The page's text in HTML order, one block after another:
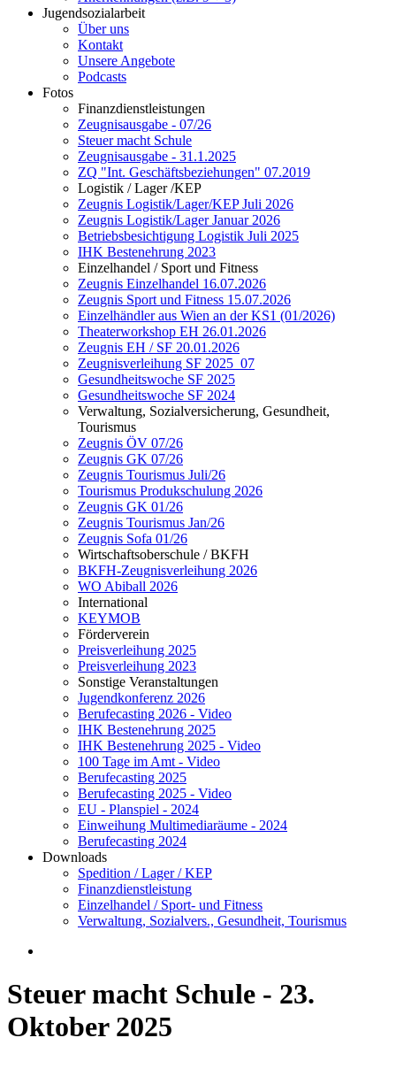
Jugendsozialarbeit
Über uns
Kontakt
Unsere Angebote
Podcasts
Fotos
Finanzdienstleistungen
Zeugnisausgabe - 07/26
Steuer macht Schule
Zeugnisausgabe - 31.1.2025
ZQ "Int. Geschäftsbeziehungen" 07.2019
Logistik / Lager /KEP
Zeugnis Logistik/Lager/KEP Juli 2026
Zeugnis Logistik/Lager Januar 2026
Betriebsbesichtigung Logistik Juli 2025
IHK Bestenehrung 2023
Einzelhandel / Sport und Fitness
Zeugnis Einzelhandel 16.07.2026
Zeugnis Sport und Fitness 15.07.2026
Einzelhändler aus Wien an der KS1 (01/2026)
Theaterworkshop EH 26.01.2026
Zeugnis EH / SF 20.01.2026
Zeugnisverleihung SF 2025_07
Gesundheitswoche SF 2025
Gesundheitswoche SF 2024
Verwaltung, Sozialversicherung, Gesundheit,
Tourismus
Zeugnis ÖV 07/26
Zeugnis GK 07/26
Zeugnis Tourismus Juli/26
Tourismus Produkschulung 2026
Zeugnis GK 01/26
Zeugnis Tourismus Jan/26
Zeugnis Sofa 01/26
Wirtschaftsoberschule / BKFH
BKFH-Zeugnisverleihung 2026
WO Abiball 2026
International
KEYMOB
Förderverein
Preisverleihung 2025
Preisverleihung 2023
Sonstige Veranstaltungen
Jugendkonferenz 2026
Berufecasting 2026 - Video
IHK Bestenehrung 2025
IHK Bestenehrung 2025 - Video
100 Tage im Amt - Video
Berufecasting 2025
Berufecasting 2025 - Video
EU - Planspiel - 2024
Einweihung Multimediaräume - 2024
Berufecasting 2024
Downloads
Spedition / Lager / KEP
Finanzdienstleistung
Einzelhandel / Sport- und Fitness
Verwaltung, Sozialvers., Gesundheit, Tourismus
Steuer macht Schule - 23.
Oktober 2025